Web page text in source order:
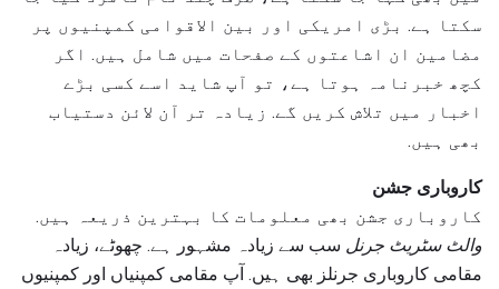
سکتا ہے. بڑی امریکی اور بین الاقوامی کمپنیوں پر
مضامین ان اشاعتوں کے صفحات میں شامل ہیں. اگر
کچھ خبرنامہ ہوتا ہے، تو آپ شاید اسے کسی بڑے
اخبار میں تلاش کریں گے. زیادہ تر آن لائن دستیاب
بھی ہیں.
کاروباری جشن
کاروباری جشن بھی معلومات کا بہترین ذریعہ ہیں.
والٹ سٹریٹ جرنل سب سے زیادہ مشہور ہے. چھوٹے، زیادہ
مقامی کاروباری جرنلز بھی ہیں. آپ مقامی کمپنیاں اور کمپنیوں